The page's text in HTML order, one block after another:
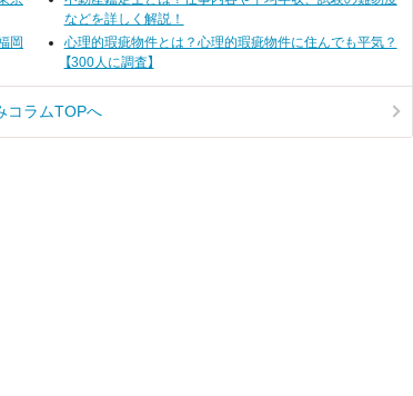
などを詳しく解説！
岡
心理的瑕疵物件とは？心理的瑕疵物件に住んでも平気？
【300人に調査】
コラムTOPへ